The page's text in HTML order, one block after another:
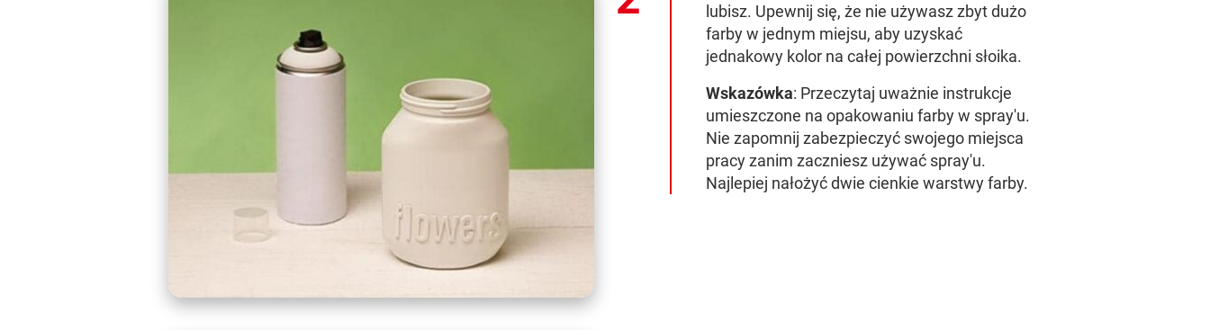
lubisz. Upewnij się, że nie używasz zbyt dużo
farby w jednym miejsu, aby uzyskać
jednakowy kolor na całej powierzchni słoika.
Wskazówka: Przeczytaj uważnie instrukcje
umieszczone na opakowaniu farby w spray'u.
Nie zapomnij zabezpieczyć swojego miejsca
pracy zanim zaczniesz używać spray'u.
Najlepiej nałożyć dwie cienkie warstwy farby.